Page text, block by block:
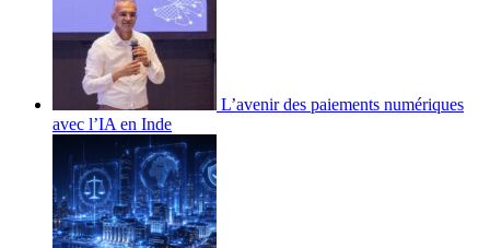
L’avenir des paiements numériques
avec l’IA en Inde